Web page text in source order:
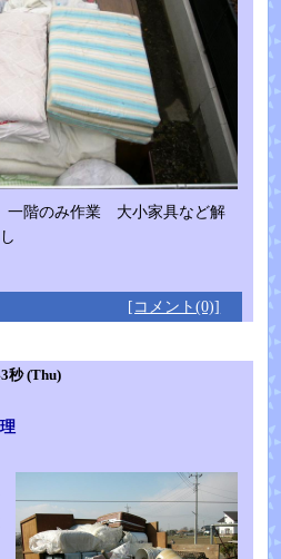
一階のみ作業 大小家具など解
[コメント(0)]
秒 (Thu)